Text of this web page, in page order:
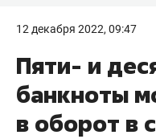
12 декабря 2022, 09:47
Пяти- и
банкноты
в оборот в